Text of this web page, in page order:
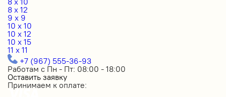
8 x 12
9 x 9
10 x 10
10 x 12
10 x 15
11 x 11
+7 (967) 555-36-93
Работам с Пн - Пт: 08:00 - 18:00
Оставить заявку
Принимаем к оплате: